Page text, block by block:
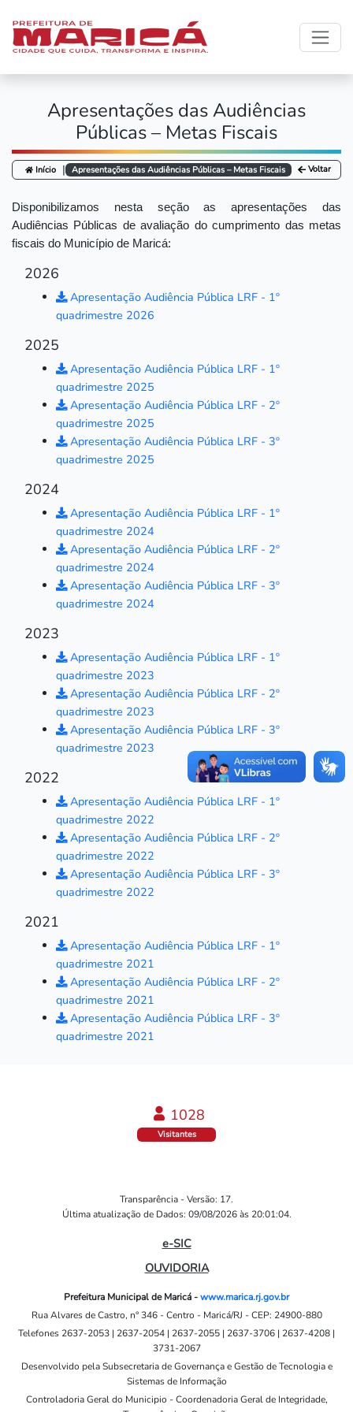
Apresentações das Audiências
Públicas – Metas Fiscais
Início | Apresentações das Audiências Públicas – Metas Fiscais Voltar
Disponibilizamos nesta seção as apresentações das
Audiências Públicas de avaliação do cumprimento das metas
fiscais do Município de Maricá:
2026
Apresentação Audiência Pública LRF - 1º
quadrimestre 2026
2025
Apresentação Audiência Pública LRF - 1º
quadrimestre 2025
Apresentação Audiência Pública LRF - 2º
quadrimestre 2025
Apresentação Audiência Pública LRF - 3º
quadrimestre 2025
2024
Apresentação Audiência Pública LRF - 1º
quadrimestre 2024
Apresentação Audiência Pública LRF - 2º
quadrimestre 2024
Apresentação Audiência Pública LRF - 3º
quadrimestre 2024
2023
Apresentação Audiência Pública LRF - 1º
quadrimestre 2023
Apresentação Audiência Pública LRF - 2º
quadrimestre 2023
Apresentação Audiência Pública LRF - 3º
quadrimestre 2023
2022
Apresentação Audiência Pública LRF - 1º
quadrimestre 2022
Apresentação Audiência Pública LRF - 2º
quadrimestre 2022
Apresentação Audiência Pública LRF - 3º
quadrimestre 2022
2021
Apresentação Audiência Pública LRF - 1º
quadrimestre 2021
Apresentação Audiência Pública LRF - 2º
quadrimestre 2021
Apresentação Audiência Pública LRF - 3º
quadrimestre 2021
1055
Visitantes
Transparência - Versão: 17.
Última atualização de Dados: 09/08/2026 às 20:01:04.
e-SIC
OUVIDORIA
Prefeitura Municipal de Maricá -www.marica.rj.gov.br
Rua Alvares de Castro, n° 346 - Centro - Maricá/RJ - CEP: 24900-880
Telefones 2637-2053 | 2637-2054 | 2637-2055 | 2637-3706 | 2637-4208 |
3731-2067
Desenvolvido pela Subsecretaria de Governança e Gestão de Tecnologia e
Sistemas de Informação
Controladoria Geral do Municipio - Coordenadoria Geral de Integridade,